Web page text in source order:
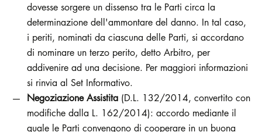
dovesse sorgere un dissenso tra le Parti circa la
determinazione dell'ammontare del danno. In tal caso,
i periti, nominati da ciascuna delle Parti, si accordano
di nominare un terzo perito, detto Arbitro, per
addivenire ad una decisione. Per maggiori informazioni
si rinvia al Set Informativo.
Negoziazione Assistita (D.L. 132/2014, convertito con
modifiche dalla L. 162/2014): accordo mediante il
quale le Parti convengono di cooperare in un buona